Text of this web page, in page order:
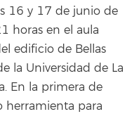
16 y 17 de junio de
horas en el aula
edificio de Bellas
la Universidad de La
En la primera de
herramienta para